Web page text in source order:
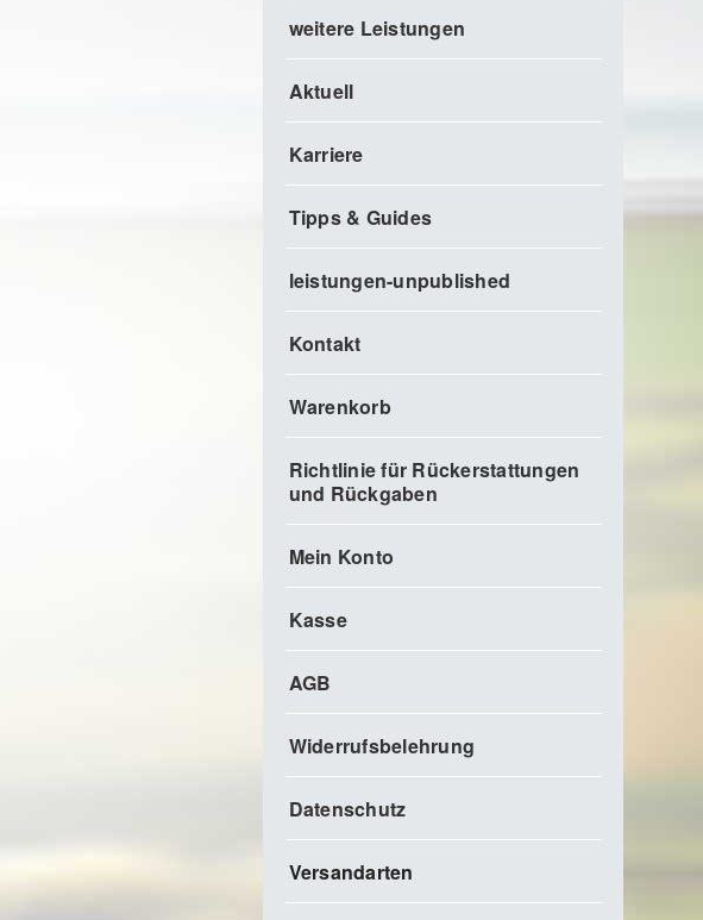
weitere Leistungen
Aktuell
Karriere
Tipps & Guides
leistungen-unpublished
Kontakt
Warenkorb
Richtlinie für Rückerstattungen
und Rückgaben
Mein Konto
Kasse
AGB
Widerrufsbelehrung
Datenschutz
Versandarten